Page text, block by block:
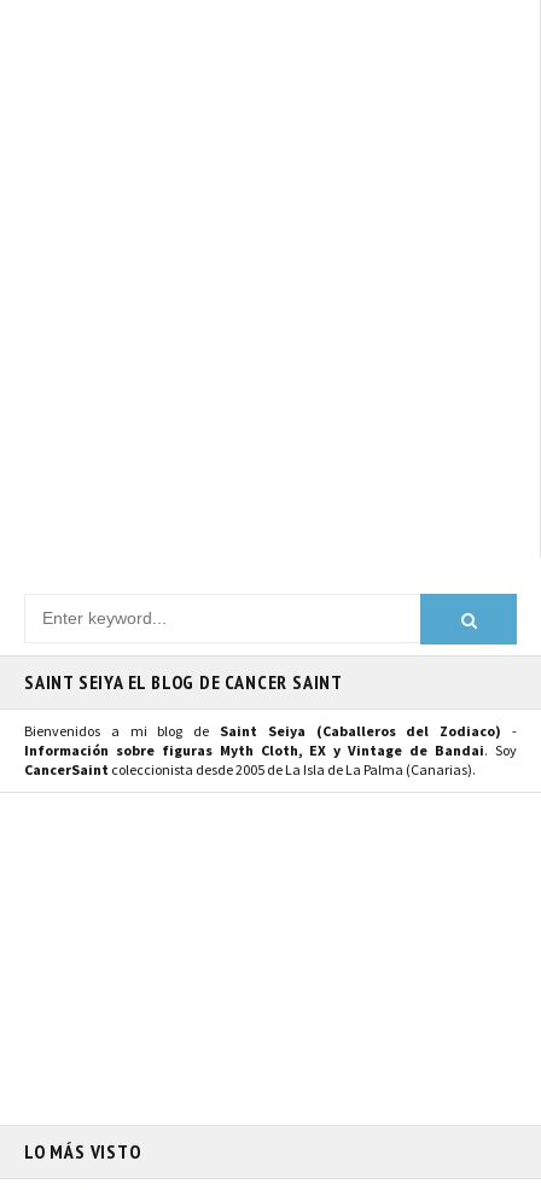
SAINT SEIYA EL BLOG DE CANCER SAINT
Bienvenidos a mi blog de Saint Seiya (Caballeros del Zodiaco) -
Información sobre figuras Myth Cloth, EX y Vintage de Bandai. Soy
CancerSaint coleccionista desde 2005 de La Isla de La Palma (Canarias).
LO MÁS VISTO